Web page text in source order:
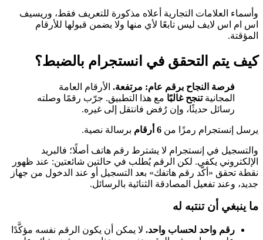
وأسماء العلامات التجارية أعلاه مذكورة للتعريف فقط، وريسيف
اس ام اس لايف ليس تابعًا لأي منها ولا يضمن قبولها للأرقام
المؤقتة.
كيف يتم التحقق في انستجرام بالضبط؟
فرصة النجاح برقم عام: مرتفعة. الأرقام العامة
المجانيةتنجح غالبًا مع هذا التطبيق. جرّب رقمًا وصلته
رسائل حديثًا، وإن رُفض فانتقل إلى غيره.
يرسل إنستجرام رمزًا من 6 أرقام برسالة نصية.
والتسجيل في إنستجرام لا يشترط رقم هاتف أصلًا؛ فالبريد
الإلكتروني يكفي. لكن الرقم يُطلب في حالتين شائعتين: عند ظهور
نقطة تحقق «أكّد رقم هاتفك» بعد التسجيل أو عند الدخول من جهاز
جديد، وعند تفعيل المصادقة الثنائية بالرسائل.
ما ينبغي أن تنتبه له
رقم واحد لحساب واحد. لا يمكن أن يكون الرقم نفسه مؤكَّدًا